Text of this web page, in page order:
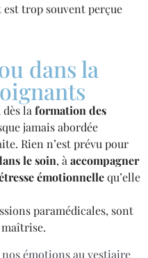
trop souvent perçue
dans la
la formation des
jamais abordée
Rien n’est prévu pour
le soin, à accompagner
émotionnellequ’elle
paramédicales, sont
émotions au vestiaire